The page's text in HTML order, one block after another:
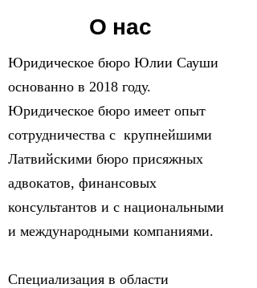
О нас
Юридическое бюро Юлии Сауши
основанно в 2018 году.
Юридическое бюро имеет опыт
сотрудничества с крупнейшими
Латвийскими бюро присяжных
адвокатов, финансовых
консультантов и с национальными
и международными компаниями.
Специализация в области